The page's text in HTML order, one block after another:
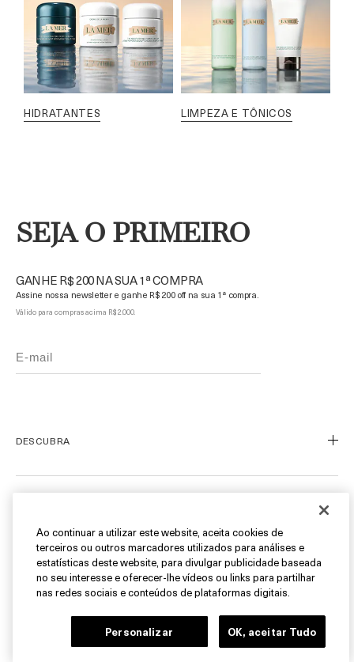
HIDRATANTES LIMPEZA E TÔNICOS
SEJA O PRIMEIRO
GANHE R$ 200 NA SUA 1ª COMPRA
Assine nossa newsletter e ganhe R$ 200 off na sua 1ª compra.
Válido para compras acima R$ 2.000.
DESCUBRA
Miracle Broth™
Blue Heart
Ofertas
Meu Perfil
Fale Conosco
Personal Shopper
Cancelamentos & Devoluções
Encontre uma Boutique/SPA
SIGA-NOS
Ao continuar a utilizar este website, aceita cookies de
terceiros ou outros marcadores utilizados para análises e
estatísticas deste website, para divulgar publicidade baseada
no seu interesse e oferecer-lhe vídeos ou links para partilhar
nas redes sociais e conteúdos de plataformas digitais.
Personalizar OK, aceitar Tudo